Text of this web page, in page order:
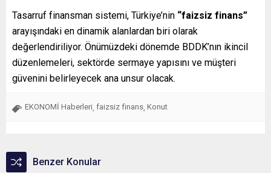
Tasarruf finansman sistemi, Türkiye’nin “faizsiz finans”
arayışındaki en dinamik alanlardan biri olarak
değerlendiriliyor. Önümüzdeki dönemde BDDK’nın ikincil
düzenlemeleri, sektörde sermaye yapısını ve müşteri
güvenini belirleyecek ana unsur olacak.
EKONOMİ Haberleri faizsiz finans Konut
Benzer Konular